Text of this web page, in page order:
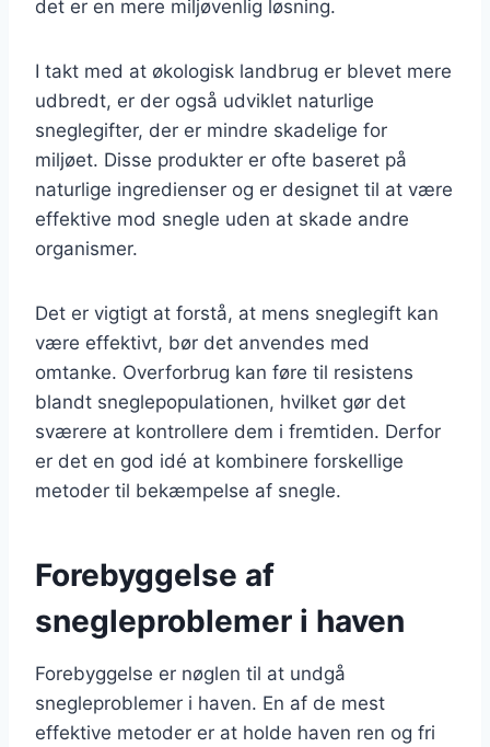
det er en mere miljøvenlig løsning.
I takt med at økologisk landbrug er blevet mere
udbredt, er der også udviklet naturlige
sneglegifter, der er mindre skadelige for
miljøet. Disse produkter er ofte baseret på
naturlige ingredienser og er designet til at være
effektive mod snegle uden at skade andre
organismer.
Det er vigtigt at forstå, at mens sneglegift kan
være effektivt, bør det anvendes med
omtanke. Overforbrug kan føre til resistens
blandt sneglepopulationen, hvilket gør det
sværere at kontrollere dem i fremtiden. Derfor
er det en god idé at kombinere forskellige
metoder til bekæmpelse af snegle.
Forebyggelse af
snegleproblemer i haven
Forebyggelse er nøglen til at undgå
snegleproblemer i haven. En af de mest
effektive metoder er at holde haven ren og fri